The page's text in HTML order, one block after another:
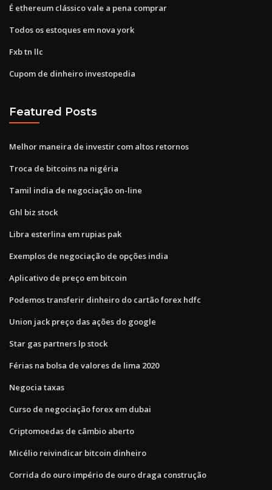
É ethereum clássico vale a pena comprar
Todos os estoques em nova york
Fxb tn llc
Cupom de dinheiro investopedia
Featured Posts
Melhor maneira de investir com altos retornos
Troca de bitcoins na nigéria
Tamil india de negociação on-line
Ghl biz stock
Libra esterlina em rupias pak
Exemplos de negociação de opções india
Aplicativo de preço em bitcoin
Podemos transferir dinheiro do cartão forex hdfc
Union jack preço das ações do google
Star gas partners lp stock
Férias na bolsa de valores de lima 2020
Negocia taxas
Curso de negociação forex em dubai
Criptomoedas de câmbio aberto
Micélio reivindicar bitcoin dinheiro
Corrida do ouro império de ouro draga construção